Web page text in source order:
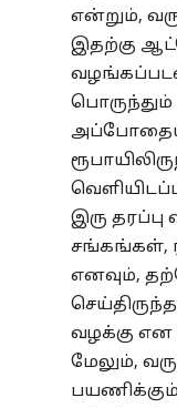
என்றும்,
இதற்கு
பொருந்தும்
அப்போதைய
இரு
சங்கங்கள்,
எனவும்,
வழக்கு என
மேலும்,